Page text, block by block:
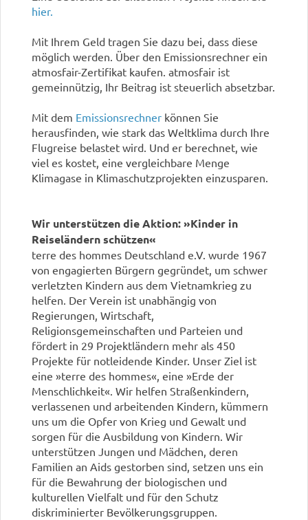
hier.
Mit Ihrem Geld tragen Sie dazu bei, dass diese
möglich werden. Über den Emissionsrechner ein
atmosfair-Zertifikat kaufen. atmosfair ist
gemeinnützig, Ihr Beitrag ist steuerlich absetzbar.
Mit dem Emissionsrechner können Sie
herausfinden, wie stark das Weltklima durch Ihre
Flugreise belastet wird. Und er berechnet, wie
viel es kostet, eine vergleichbare Menge
Klimagase in Klimaschutzprojekten einzusparen.
Wir unterstützen die Aktion: »Kinder in
Reiseländern schützen«
terre des hommes Deutschland e.V. wurde 1967
von engagierten Bürgern gegründet, um schwer
verletzten Kindern aus dem Vietnamkrieg zu
helfen. Der Verein ist unabhängig von
Regierungen, Wirtschaft,
Religionsgemeinschaften und Parteien und
fördert in 29 Projektländern mehr als 450
Projekte für notleidende Kinder. Unser Ziel ist
eine »terre des hommes«, eine »Erde der
Menschlichkeit«. Wir helfen Straßenkindern,
verlassenen und arbeitenden Kindern, kümmern
uns um die Opfer von Krieg und Gewalt und
sorgen für die Ausbildung von Kindern. Wir
unterstützen Jungen und Mädchen, deren
Familien an Aids gestorben sind, setzen uns ein
für die Bewahrung der biologischen und
kulturellen Vielfalt und für den Schutz
diskriminierter Bevölkerungsgruppen.